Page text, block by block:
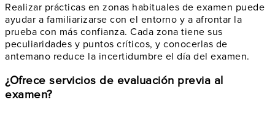
Realizar prácticas en zonas habituales de examen puede
ayudar a familiarizarse con el entorno y a afrontar la
prueba con más confianza. Cada zona tiene sus
peculiaridades y puntos críticos, y conocerlas de
antemano reduce la incertidumbre el día del examen.
¿Ofrece servicios de evaluación previa al
examen?